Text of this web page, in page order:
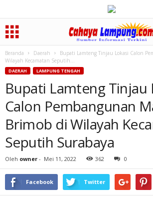
Beranda Daerah
Bupati Lamteng Tinjau Lokasi Calon
Wilayah Kecamatan Seputih...
DAERAH LAMPUNG TENGAH
Bupati Lamteng Tinjau
Calon Pembangunan
Brimob di Wilayah
Seputih Surabaya
Oleh owner - Mei 11, 2022 362 0
Facebook Twitter